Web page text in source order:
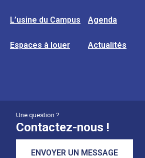
L’usine du Campus Agenda
Espaces à louer Actualités
Une question ?
Contactez-nous !
ENVOYER UN MESSAGE